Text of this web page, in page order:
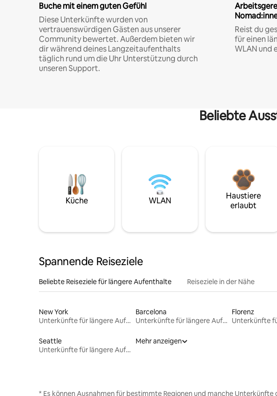
Buche mit einem guten Gefühl
Diese Unterkünfte wurden von
vertrauenswürdigen Gästen aus unserer
Community bewertet. Außerdem bieten wir
dir während deines Langzeitaufenthalts
täglich rund um die Uhr Unterstützung durch
unseren Support.
Reist du
für einen
WLAN und
Beliebte
Küche WLAN
Haustiere
erlaubt
Spannende Reiseziele
Beliebte Reiseziele für längere Aufenthalte Reiseziele in der Nähe
New York
Unterkünfte für längere Aufenthalte
Barcelona
Unterkünfte für längere Aufenthalte
Florenz
Seattle
Unterkünfte für längere Aufenthalte
Mehr anzeigen
* Es können Ausnahmen für bestimmte Regionen und manche Unterkünfte